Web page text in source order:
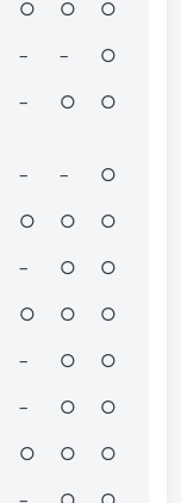
○ ○
○
– –
○
– ○ ○
– –
○
○ ○
○
– ○
○
○ ○
○
– ○
○
– ○
○
○ ○
○